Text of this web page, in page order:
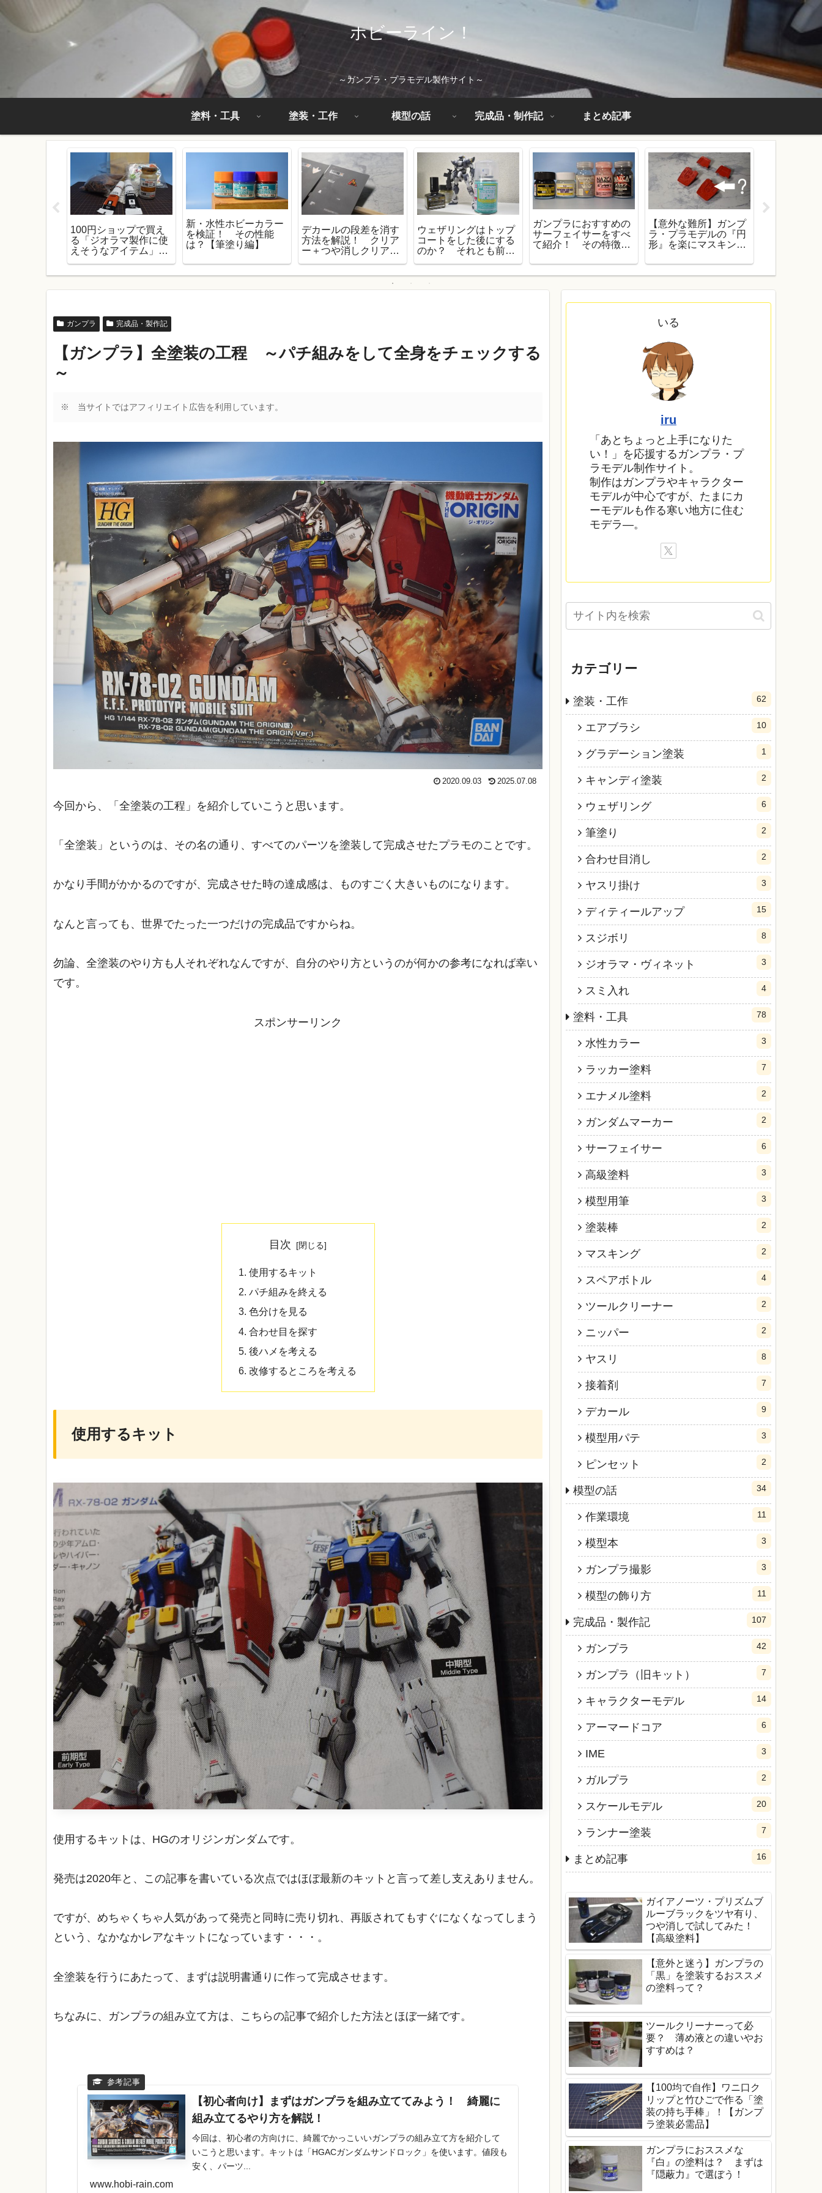
ホビーライン！
～ガンプラ・プラモデル製作サイト～
塗料・工具 塗装・工作 模型の話 完成品・制作記 まとめ記事
100円ショップで買え
る「ジオラマ製作に使
えそうなアイテム」を
新・水性ホビーカラー
を検証！ その性能
は？【筆塗り編】
デカールの段差を消す
方法を解説！ クリア
ー＋つや消しクリアー
ウェザリングはトップ
コートをした後にする
のか？ それとも前に
ガンプラにおすすめの
サーフェイサーをすべ
て紹介！ その特徴と
【意外な難所】ガンプ
ラ・プラモデルの『円
形』を楽にマスキング
ガンプラ 完成品・製作記
【ガンプラ】全塗装の工程 ～パチ組みをして全身をチェックする
～
※ 当サイトではアフィリエイト広告を利用しています。
2020.09.03 2025.07.08
今回から、「全塗装の工程」を紹介していこうと思います。
「全塗装」というのは、その名の通り、すべてのパーツを塗装して完成させたプラモのことです。
かなり手間がかかるのですが、完成させた時の達成感は、ものすごく大きいものになります。
なんと言っても、世界でたった一つだけの完成品ですからね。
勿論、全塗装のやり方も人それぞれなんですが、自分のやり方というのが何かの参考になれば幸い
です。
スポンサーリンク
目次
使用するキット
パチ組みを終える
色分けを見る
合わせ目を探す
後ハメを考える
改修するところを考える
使用するキット
使用するキットは、HGのオリジンガンダムです。
発売は2020年と、この記事を書いている次点ではほぼ最新のキットと言って差し支えありません。
ですが、めちゃくちゃ人気があって発売と同時に売り切れ、再販されてもすぐになくなってしまう
という、なかなかレアなキットになっています・・・。
全塗装を行うにあたって、まずは説明書通りに作って完成させます。
ちなみに、ガンプラの組み立て方は、こちらの記事で紹介した方法とほぼ一緒です。
【初心者向け】まずはガンプラを組み立ててみよう！ 綺麗に
組み立てるやり方を解説！
今回は、初心者の方向けに、綺麗でかっこいいガンプラの組み立て方を紹介して
いこうと思います。キットは「HGACガンダムサンドロック」を使います。値段も
安く、パーツ...
www.hobi-rain.com
いる
iru
「あとちょっと上手になりた
い！」を応援するガンプラ・プ
ラモデル制作サイト。
制作はガンプラやキャラクター
モデルが中心ですが、たまにカ
ーモデルも作る寒い地方に住む
モデラ―。
カテゴリー
塗装・工作 62
エアブラシ 10
グラデーション塗装 1
キャンディ塗装 2
ウェザリング 6
筆塗り 2
合わせ目消し 2
ヤスリ掛け 3
ディティールアップ 15
スジボリ 8
ジオラマ・ヴィネット 3
スミ入れ 4
塗料・工具 78
水性カラー 3
ラッカー塗料 7
エナメル塗料 2
ガンダムマーカー 2
サーフェイサー 6
高級塗料 3
模型用筆 3
塗装棒 2
マスキング 2
スペアボトル 4
ツールクリーナー 2
ニッパー 2
ヤスリ 8
接着剤 7
デカール 9
模型用パテ 3
ピンセット 2
模型の話 34
作業環境 11
模型本 3
ガンプラ撮影 3
模型の飾り方 11
完成品・製作記 107
ガンプラ 42
ガンプラ（旧キット） 7
キャラクターモデル 14
アーマードコア 6
IME 3
ガルプラ 2
スケールモデル 20
ランナー塗装 7
まとめ記事 16
ガイアノーツ・プリズムブ
ルーブラックをツヤ有り、
つや消しで試してみた！
【高級塗料】
【意外と迷う】ガンプラの
「黒」を塗装するおススメ
の塗料って？
ツールクリーナーって必
要？ 薄め液との違いやお
すすめは？
【100均で自作】ワニ口ク
リップと竹ひごで作る「塗
装の持ち手棒」！【ガンプ
ラ塗装必需品】
ガンプラにおススメな
『白』の塗料は？ まずは
『隠蔽力』で選ぼう！